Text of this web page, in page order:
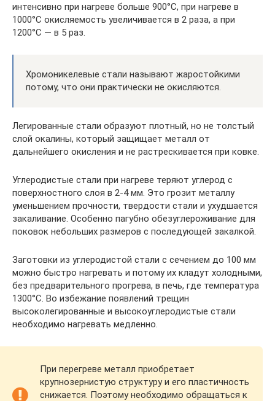
интенсивно при нагреве больше 900°С, при нагреве в
1000°С окисляемость увеличивается в 2 раза, а при
1200°С — в 5 раз.
Хромоникелевые стали называют жаростойкими
потому, что они практически не окисляются.
Легированные стали образуют плотный, но не толстый
слой окалины, который защищает металл от
дальнейшего окисления и не растрескивается при ковке.
Углеродистые стали при нагреве теряют углерод с
поверхностного слоя в 2-4 мм. Это грозит металлу
уменьшением прочности, твердости стали и ухудшается
закаливание. Особенно пагубно обезуглероживание для
поковок небольших размеров с последующей закалкой.
Заготовки из углеродистой стали с сечением до 100 мм
можно быстро нагревать и потому их кладут холодными,
без предварительного прогрева, в печь, где температура
1300°С. Во избежание появлений трещин
высоколегированные и высокоуглеродистые стали
необходимо нагревать медленно.
При перегреве металл приобретает
крупнозернистую структуру и его пластичность
снижается. Поэтому необходимо обращаться к